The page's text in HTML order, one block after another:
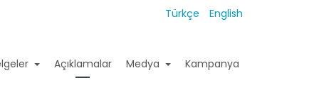
Türkçe English
Açıklamalar Medya Kampanya